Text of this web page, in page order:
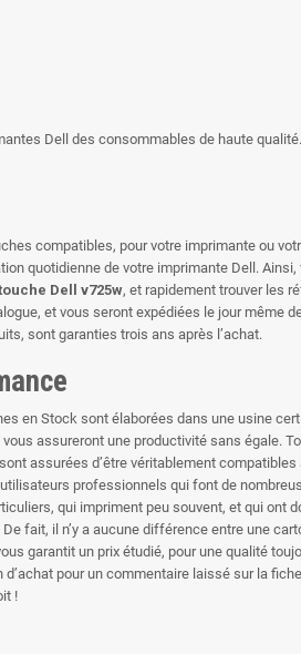
Dell des consommables de haute
compatibles, pour votre imprimante ou
quotidienne de votre imprimante Dell.
Dell v725w, et rapidement trouver les
et vous seront expédiées le jour même
sont garanties trois ans après l’achat.
en Stock sont élaborées dans une usine
assureront une productivité sans égale.
sont assurées d’être véritablement
professionnels qui font de
qui impriment peu souvent, et qui ont
fait, il n’y a aucune différence entre une
garantit un prix étudié, pour une qualité
pour un commentaire laissé sur la
!